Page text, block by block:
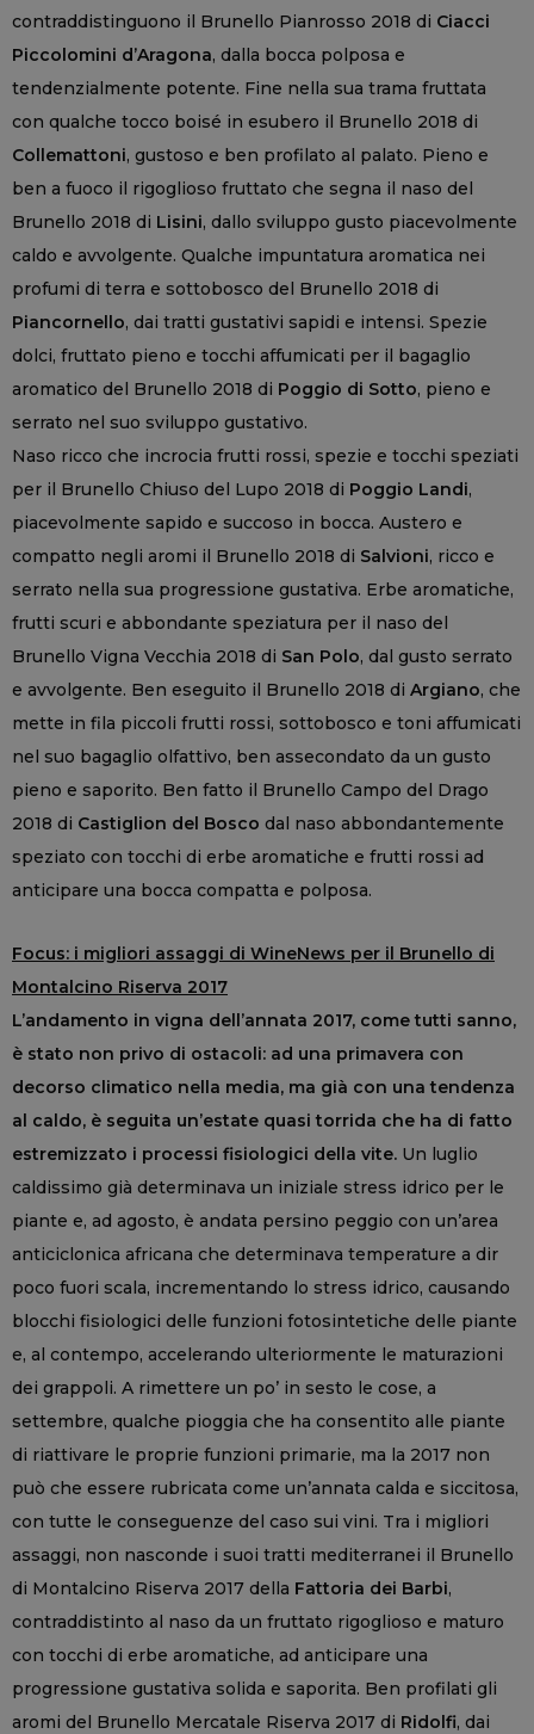
contraddistinguono il Brunello Pianrosso 2018 di Ciacci
Piccolomini d’Aragona, dalla bocca polposa e
tendenzialmente potente. Fine nella sua trama fruttata
con qualche tocco boisé in esubero il Brunello 2018 di
Collemattoni, gustoso e ben profilato al palato. Pieno e
ben a fuoco il rigoglioso fruttato che segna il naso del
Brunello 2018 di Lisini, dallo sviluppo gusto piacevolmente
caldo e avvolgente. Qualche impuntatura aromatica nei
profumi di terra e sottobosco del Brunello 2018 di
Piancornello, dai tratti gustativi sapidi e intensi. Spezie
dolci, fruttato pieno e tocchi affumicati per il bagaglio
aromatico del Brunello 2018 di Poggio di Sotto, pieno e
serrato nel suo sviluppo gustativo.
Naso ricco che incrocia frutti rossi, spezie e tocchi speziati
per il Brunello Chiuso del Lupo 2018 di Poggio Landi,
piacevolmente sapido e succoso in bocca. Austero e
compatto negli aromi il Brunello 2018 di Salvioni, ricco e
serrato nella sua progressione gustativa. Erbe aromatiche,
frutti scuri e abbondante speziatura per il naso del
Brunello Vigna Vecchia 2018 di San Polo, dal gusto serrato
e avvolgente. Ben eseguito il Brunello 2018 di Argiano, che
mette in fila piccoli frutti rossi, sottobosco e toni affumicati
nel suo bagaglio olfattivo, ben assecondato da un gusto
pieno e saporito. Ben fatto il Brunello Campo del Drago
2018 di Castiglion del Bosco dal naso abbondantemente
speziato con tocchi di erbe aromatiche e frutti rossi ad
anticipare una bocca compatta e polposa.
Focus: i migliori assaggi di WineNews per il Brunello di
Montalcino Riserva 2017
L’andamento in vigna dell’annata 2017, come tutti sanno,
è stato non privo di ostacoli: ad una primavera con
decorso climatico nella media, ma già con una tendenza
al caldo, è seguita un’estate quasi torrida che ha di fatto
estremizzato i processi fisiologici della vite. Un luglio
caldissimo già determinava un iniziale stress idrico per le
piante e, ad agosto, è andata persino peggio con un’area
anticiclonica africana che determinava temperature a dir
poco fuori scala, incrementando lo stress idrico, causando
blocchi fisiologici delle funzioni fotosintetiche delle piante
e, al contempo, accelerando ulteriormente le maturazioni
dei grappoli. A rimettere un po’ in sesto le cose, a
settembre, qualche pioggia che ha consentito alle piante
di riattivare le proprie funzioni primarie, ma la 2017 non
può che essere rubricata come un’annata calda e siccitosa,
con tutte le conseguenze del caso sui vini. Tra i migliori
assaggi, non nasconde i suoi tratti mediterranei il Brunello
di Montalcino Riserva 2017 della Fattoria dei Barbi,
contraddistinto al naso da un fruttato rigoglioso e maturo
con tocchi di erbe aromatiche, ad anticipare una
progressione gustativa solida e saporita. Ben profilati gli
aromi del Brunello Mercatale Riserva 2017 di Ridolfi, dai